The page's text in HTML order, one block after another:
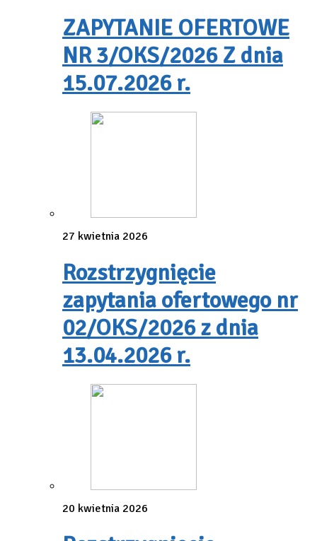
ZAPYTANIE OFERTOWE
NR 3/OKS/2026 Z dnia
15.07.2026 r.
27 kwietnia 2026
Rozstrzygnięcie
zapytania ofertowego nr
02/OKS/2026 z dnia
13.04.2026 r.
20 kwietnia 2026